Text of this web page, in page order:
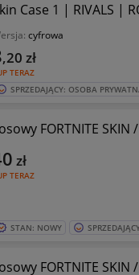
Case 1 | RIVALS |
cyfrowa
TERAZ
,20 zł
SPRZEDAJĄCY: OSOBA
FORTNITE SKIN
TERAZ
zł
STAN: NOWY
FORTNITE SKIN